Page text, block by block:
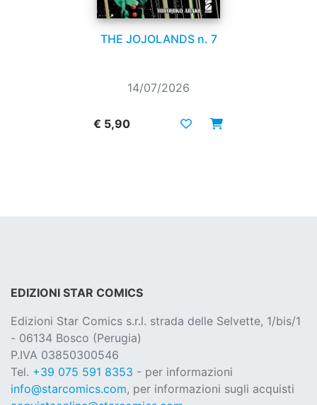
THE JOJOLANDS n. 7
14/07/2026
€ 5,90
EDIZIONI STAR COMICS
Edizioni Star Comics s.r.l. strada delle Selvette, 1/bis/1
- 06134 Bosco (Perugia)
P.IVA 03850300546
Tel. +39 075 591 8353 - per informazioni
info@starcomics.com, per informazioni sugli acquisti